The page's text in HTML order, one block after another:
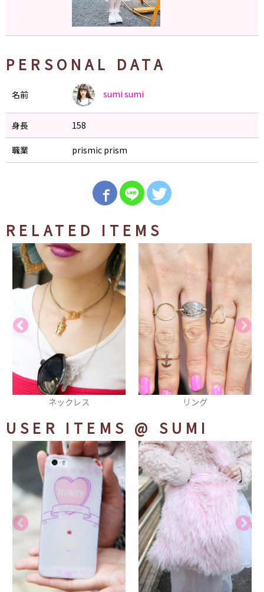
PERSONAL DATA
名前 sumi sumi
身長 158
職業 prismic prism
RELATED ITEMS
リング ピアス
USER ITEMS @ SUMI